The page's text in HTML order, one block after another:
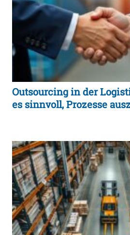
Outsourcing in der
es sinnvoll, Prozesse